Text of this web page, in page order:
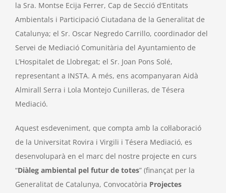
la Sra. Montse Ecija Ferrer, Cap de Secció d’Entitats
Ambientals i Participació Ciutadana de la Generalitat de
Catalunya; el Sr. Oscar Negredo Carrillo, coordinador del
Servei de Mediació Comunitària del Ayuntamiento de
L’Hospitalet de Llobregat; el Sr. Joan Pons Solé,
representant a INSTA. A més, ens acompanyaran Aidà
Almirall Serra i Lola Montejo Cunilleras, de Tésera
Mediació.
Aquest esdeveniment, que compta amb la col·laboració
de la Universitat Rovira i Virgili i Tésera Mediació, es
desenvoluparà en el marc del nostre projecte en curs
“Diàleg ambiental pel futur de totes” (finançat per la
Generalitat de Catalunya, Convocatòria Projectes